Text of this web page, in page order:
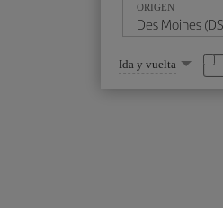
ORIGEN
Seleccione
una
opción
Ida y vuelta